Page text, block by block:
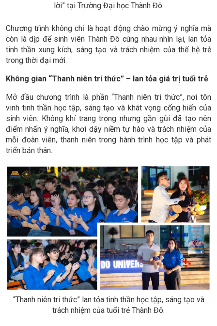
lời” tại Trường Đại học Thành Đô.
Chương trình không chỉ là hoạt động chào mừng ý nghĩa mà
còn là dịp để sinh viên Thành Đô cùng nhau nhìn lại, lan tỏa
tinh thần xung kích, sáng tạo và trách nhiệm của thế hệ trẻ
trong thời đại mới.
Không gian “Thanh niên tri thức” – lan tỏa giá trị tuổi trẻ
Mở đầu chương trình là phần “Thanh niên tri thức”, nơi tôn
vinh tinh thần học tập, sáng tạo và khát vọng cống hiến của
sinh viên. Không khí trang trọng nhưng gần gũi đã tạo nên
điểm nhấn ý nghĩa, khơi dậy niềm tự hào và trách nhiệm của
mỗi đoàn viên, thanh niên trong hành trình học tập và phát
triển bản thân.
“Thanh niên tri thức” lan tỏa tinh thần học tập, sáng tạo và
trách nhiệm của tuổi trẻ Thành Đô.